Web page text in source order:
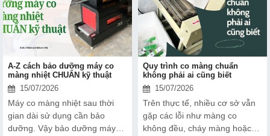
A-Z cách bảo dưỡng máy co
màng nhiệt CHUẨN kỹ thuật
15/07/2026
Máy co màng nhiệt sau thời
gian dài sử dụng cần bảo
dưỡng. Vậy bảo dưỡng máy
Quy trình co màng chuẩn
không phải ai cũng biết
15/07/2026
Trên thực tế, nhiều cơ sở vẫn
gặp các lỗi như màng co
không đều, cháy màng hoặc